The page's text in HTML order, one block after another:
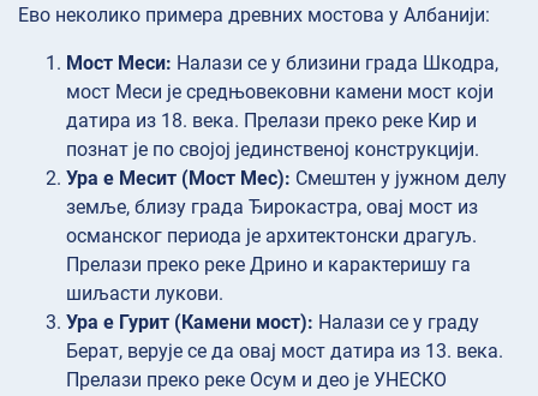
Ево неколико примера древних мостова у Албанији:
Мост Меси: Налази се у близини града Шкодра,
мост Меси је средњовековни камени мост који
датира из 18. века. Прелази преко реке Кир и
познат је по својој јединственој конструкцији.
Ура е Месит (Мост Мес): Смештен у јужном делу
земље, близу града Ђирокастра, овај мост из
османског периода је архитектонски драгуљ.
Прелази преко реке Дрино и карактеришу га
шиљасти лукови.
Ура е Гурит (Камени мост): Налази се у граду
Берат, верује се да овај мост датира из 13. века.
Прелази преко реке Осум и део је УНЕСКО